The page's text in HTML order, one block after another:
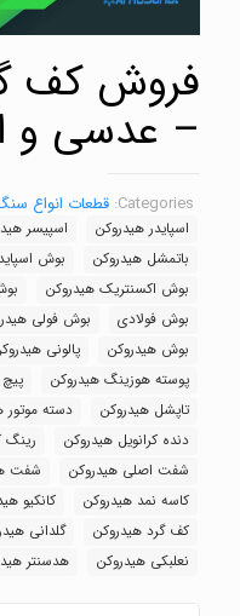
فروش کف
– عدسی و
Categories: قطعات انواع
اسپایدر هیدروکن اسپیسر
باتمشل هیدروکن
بوش
بوش اکسنتریک هیدروکن
بوش فولادی
بوش فولی
بوش هیدروکن
پالونی
پوسته هوزینگ هیدروکن
تاپشل هیدروکن
دسته موتور
دنده کرانویل هیدروکن
رینگ
شفت اصلی هیدروکن
شفت
کاسه نمد هیدروکن
کانکیو
کف گرد هیدروکن
گلدانی
نعلبکی هیدروکن
هدسنتر